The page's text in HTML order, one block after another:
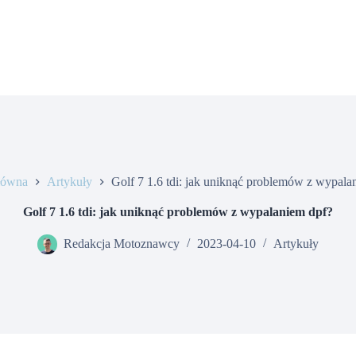
Artykuły Golf 7 1.6 tdi: jak uniknąć problemów z
Golf 7 1.6 tdi: jak uniknąć problemów z wypalaniem dpf?
Redakcja Motoznawcy 2023-04-10 Artykuły